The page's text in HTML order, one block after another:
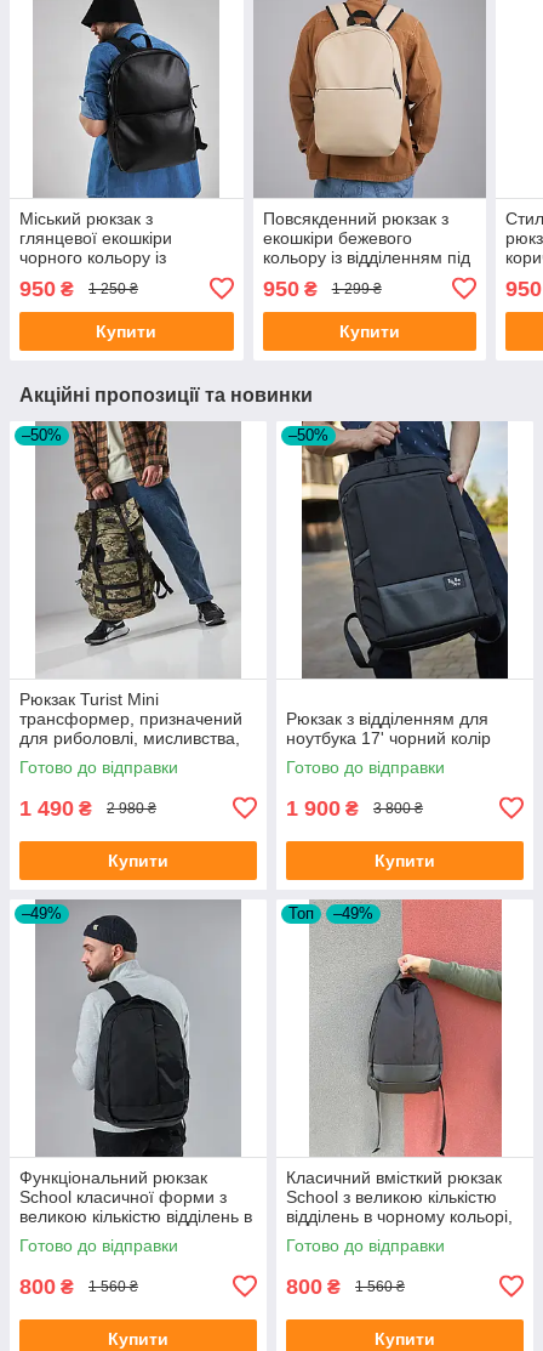
Міський рюкзак з
глянцевої екошкіри
чорного кольору із
950 ₴ 1 250 ₴
Купити
Повсякденний рюкзак з
екошкіри бежевого
кольору із відділенням під
950₴ 1 299 ₴
Купити
950
Акційні пропозиції та новинки
–50%
Рюкзак Turist Mini
трансформер, призначений
для риболовлі, мисливства,
туризму, на 30-50л, колір
піксель
Готово до відправки
1 490 ₴ 2 980 ₴
Купити
–50%
Рюкзак з відділенням для
ноутбука 17' чорний колір
Готово до відправки
1 900 ₴ 3 800 ₴
Купити
–49%
Функціональний рюкзак
School класичної форми з
великою кількістю відділень в
чорному кольорі, 30л
Готово до відправки
800 ₴ 1 560 ₴
Купити
Топ –49%
Класичний вмісткий рюкзак
School з великою кількістю
відділень в чорному кольорі,
30л
Готово до відправки
800 ₴ 1 560 ₴
Купити